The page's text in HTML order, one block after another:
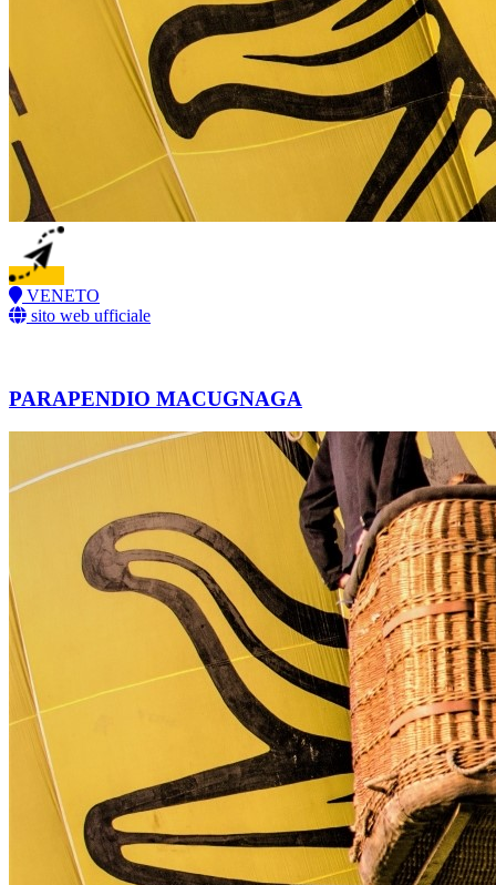
VENETO
sito web ufficiale
PARAPENDIO MACUGNAGA